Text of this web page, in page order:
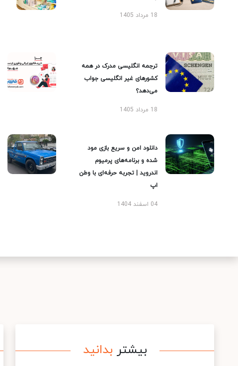
18 مرداد 1405
ترجمه انگلیسی مدرک در همه
کشورهای غیر انگلیسی جواب
می‌دهد؟
18 مرداد 1405
دانلود امن و سریع بازی مود
شده و برنامه‌های پرمیوم
اندروید | تجربه حرفه‌ای با وطن
اپ
04 اسفند 1404
بیشتر بدانید